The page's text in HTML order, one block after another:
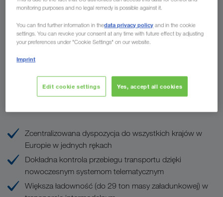
Zcentralizowana dyspozycja do wszystkich krajów w
Europie w jednych rękach
Dokładna kontrola przebiegu transportu dzięki
nowoczesnym systemom telematycznym
Większa ładowność (do 29 ton masy załadunkowej) w
monitoring purposes and no legal remedy is possible against it.
You can find further information in thedata privacy policy and in the cookie
settings. You can revoke your consent at any time with future effect by adjusting
your preferences under "Cookie Settings" on our website.
Imprint
Edit cookie settings Yes, accept all cookies